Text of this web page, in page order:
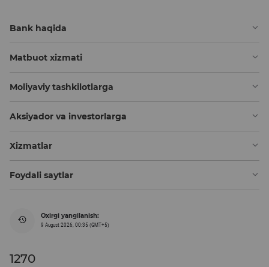
Bank haqida
Matbuot xizmati
Moliyaviy tashkilotlarga
Aksiyador va investorlarga
Xizmatlar
Foydali saytlar
Oxirgi yangilanish:
9 August 2026, 00:35 (GMT+5)
1270